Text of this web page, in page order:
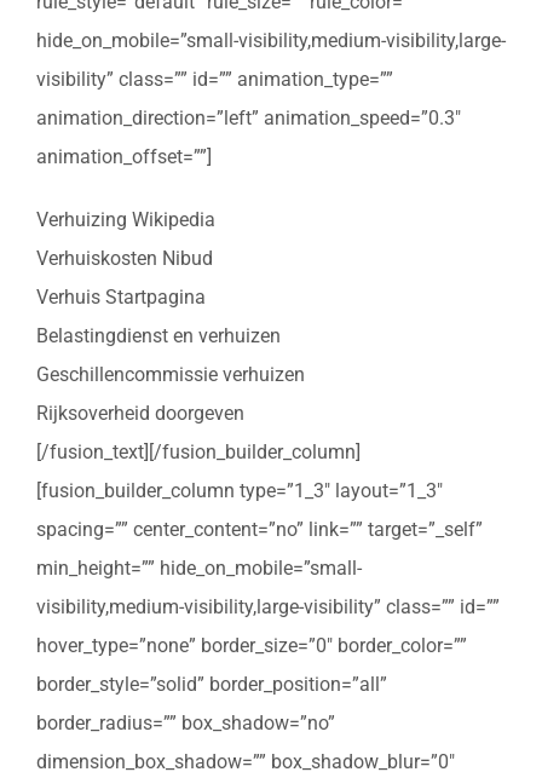
hide_on_mobile=”small-visibility,medium-visibility,large-
visibility” class=”” id=”” animation_type=””
animation_direction=”left” animation_speed=”0.3″
animation_offset=””]
Verhuizing Wikipedia
Verhuiskosten Nibud
Verhuis Startpagina
Belastingdienst en verhuizen
Geschillencommissie verhuizen
Rijksoverheid doorgeven
[/fusion_text][/fusion_builder_column]
[fusion_builder_column type=”1_3″ layout=”1_3″
spacing=”” center_content=”no” link=”” target=”_self”
min_height=”” hide_on_mobile=”small-
visibility,medium-visibility,large-visibility” class=”” id=””
hover_type=”none” border_size=”0″ border_color=””
border_style=”solid” border_position=”all”
border_radius=”” box_shadow=”no”
dimension_box_shadow=”” box_shadow_blur=”0″